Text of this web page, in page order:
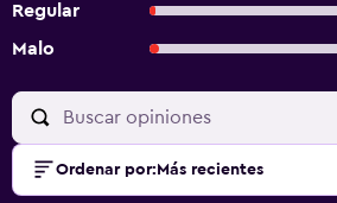
Regular
Malo
Ordenar por: Más recientes